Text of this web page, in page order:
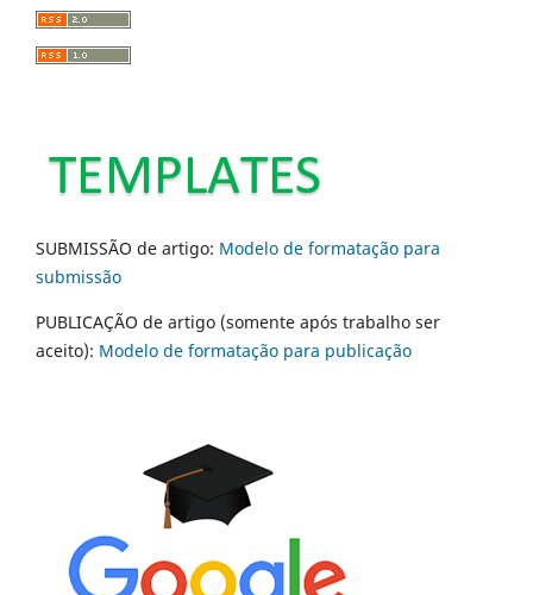
SUBMISSÃO de artigo: Modelo de formatação para
submissão
PUBLICAÇÃO de artigo (somente após trabalho ser
aceito): Modelo de formatação para publicação